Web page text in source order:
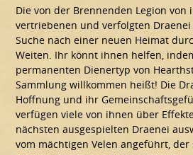
Die von der Brennenden Legion von
vertriebenen und verfolgten
Suche nach einer neuen Heimat
Weiten. Ihr könnt ihnen helfen,
permanenten Dienertyp von
Sammlung willkommen heißt! Die
Hoffnung und ihr
verfügen viele von ihnen über
nächsten ausgespielten Draenei
vom mächtigen Velen angeführt, der